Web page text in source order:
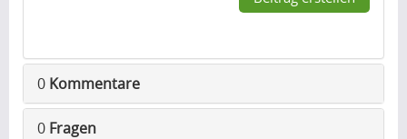
0 Kommentare
0 Fragen